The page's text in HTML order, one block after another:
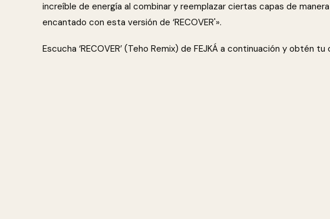
increíble de energía al combinar y reemplazar ciertas capas de
encantado con esta versión de ‘RECOVER'».
Escucha ‘RECOVER’ (Teho Remix) de FEJKÁ a continuación y obtén tu